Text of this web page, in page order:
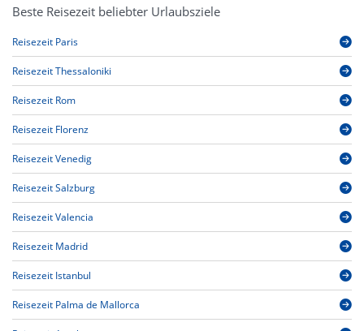
Beste Reisezeit beliebter Urlaubsziele
Reisezeit Paris
Reisezeit Thessaloniki
Reisezeit Rom
Reisezeit Florenz
Reisezeit Venedig
Reisezeit Salzburg
Reisezeit Valencia
Reisezeit Madrid
Reisezeit Istanbul
Reisezeit Palma de Mallorca